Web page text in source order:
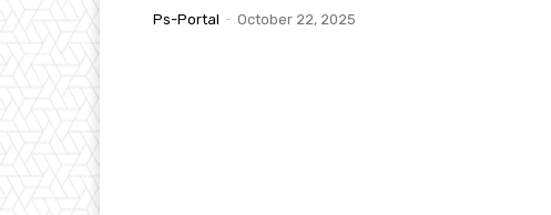
Ps-Portal - October 22, 2025